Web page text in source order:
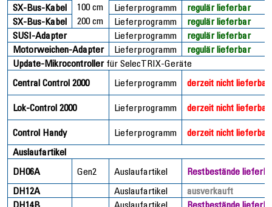
SX-Bus-Kabel
100 cm Lieferprogramm
regulär lieferbar
SX-Bus-Kabel
200 cm Lieferprogramm
regulär lieferbar
SUSI-Adapter
Lieferprogramm
regulär lieferbar
Motorweichen-Adapter
Lieferprogramm
regulär lieferbar
Update-Mikrocontrollerfür SelecTRIX-Geräte
Central Control 2000
Lieferprogramm derzeit nicht lieferbar
Lok-Control 2000 Lieferprogramm derzeit nicht lieferbar
Control Handy Lieferprogramm
derzeit nicht lieferbar
Auslaufartikel
DH06A
Gen2 Auslaufartikel
Restbestände
DH12A
Auslaufartikel
ausverkauft
DH14B
Auslaufartikel
Restbestände